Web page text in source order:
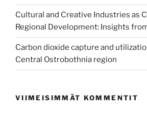
Cultural and Creative Industries as
Regional Development: Insights
Carbon dioxide capture and
Central Ostrobothnia region
VIIMEISIMMÄT KOMMENTIT